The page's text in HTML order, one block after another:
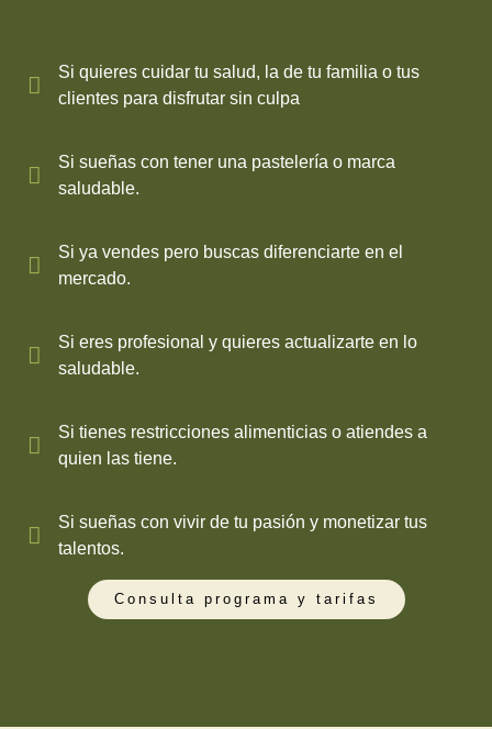
Si quieres cuidar tu salud, la de tu familia o tus
clientes para disfrutar sin culpa
Si sueñas con tener una pastelería o marca
saludable.
Si ya vendes pero buscas diferenciarte en el
mercado.
Si eres profesional y quieres actualizarte en lo
saludable.
Si tienes restricciones alimenticias o atiendes a
quien las tiene.
Si sueñas con vivir de tu pasión y monetizar tus
talentos.
Consulta programa y tarifas